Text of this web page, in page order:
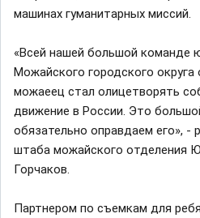
машинах гуманитарных миссий.
«Всей нашей большой команде
Можайского городского округа
можаеец стал олицетворять
движение в России. Это
обязательно оправдаем его», -
штаба можайского отделения
Горчаков.
Партнером по съемкам для